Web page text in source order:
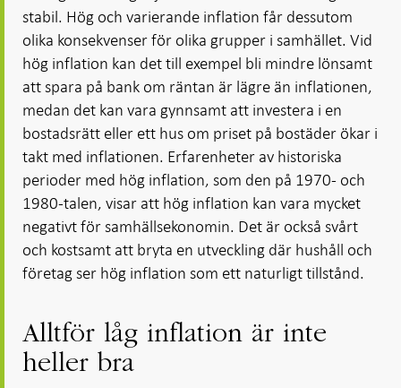
stabil. Hög och varierande inflation får dessutom
olika konsekvenser för olika grupper i samhället. Vid
hög inflation kan det till exempel bli mindre lönsamt
att spara på bank om räntan är lägre än inflationen,
medan det kan vara gynnsamt att investera i en
bostadsrätt eller ett hus om priset på bostäder ökar i
takt med inflationen. Erfarenheter av historiska
perioder med hög inflation, som den på 1970- och
1980-talen, visar att hög inflation kan vara mycket
negativt för samhällsekonomin. Det är också svårt
och kostsamt att bryta en utveckling där hushåll och
företag ser hög inflation som ett naturligt tillstånd.
Alltför låg inflation är inte
heller bra